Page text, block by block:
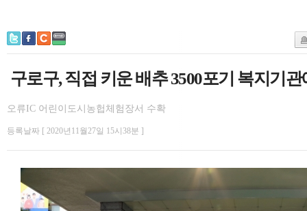
구로구, 직접 키운 배추 3500포기 복지기
오류IC 어린이도시농헙체험장서 수확
등록날짜 [ 2020년11월27일 15시38분 ]